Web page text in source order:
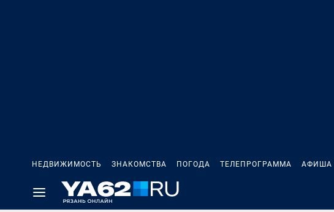
НЕДВИЖИМОСТЬ ЗНАКОМСТВА ПОГОДА ТЕЛЕПРОГРАММА АФИША